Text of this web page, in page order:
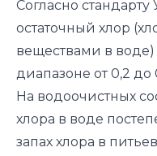
Согласно стандарту
остаточный хлор
веществами в
диапазоне от 0,2 до
На водоочистных
хлора в воде
запах хлора в